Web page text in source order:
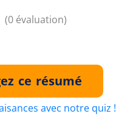
(0 évaluation)
ce résumé
avec notre quiz !